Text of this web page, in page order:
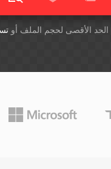
أسقِط الملفات هنا. 1 GB الحد الأقصى لحجم الملف أو